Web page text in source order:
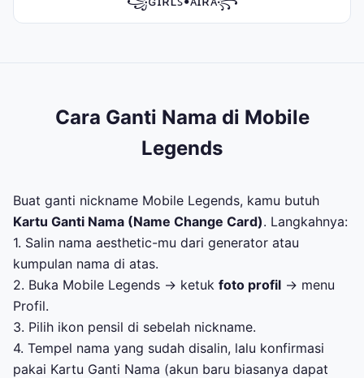
Cara Ganti Nama di Mobile
Legends
Buat ganti nickname Mobile Legends, kamu butuh
Kartu Ganti Nama (Name Change Card). Langkahnya:
1. Salin nama aesthetic-mu dari generator atau
kumpulan nama di atas.
2. Buka Mobile Legends → ketuk foto profil → menu
Profil.
3. Pilih ikon pensil di sebelah nickname.
4. Tempel nama yang sudah disalin, lalu konfirmasi
pakai Kartu Ganti Nama (akun baru biasanya dapat